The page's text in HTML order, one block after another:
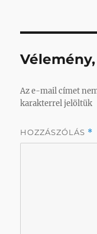
Az e-mail címet
karakterrel jelöltük
HOZZÁSZÓLÁS *